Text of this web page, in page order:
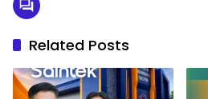
Related Posts